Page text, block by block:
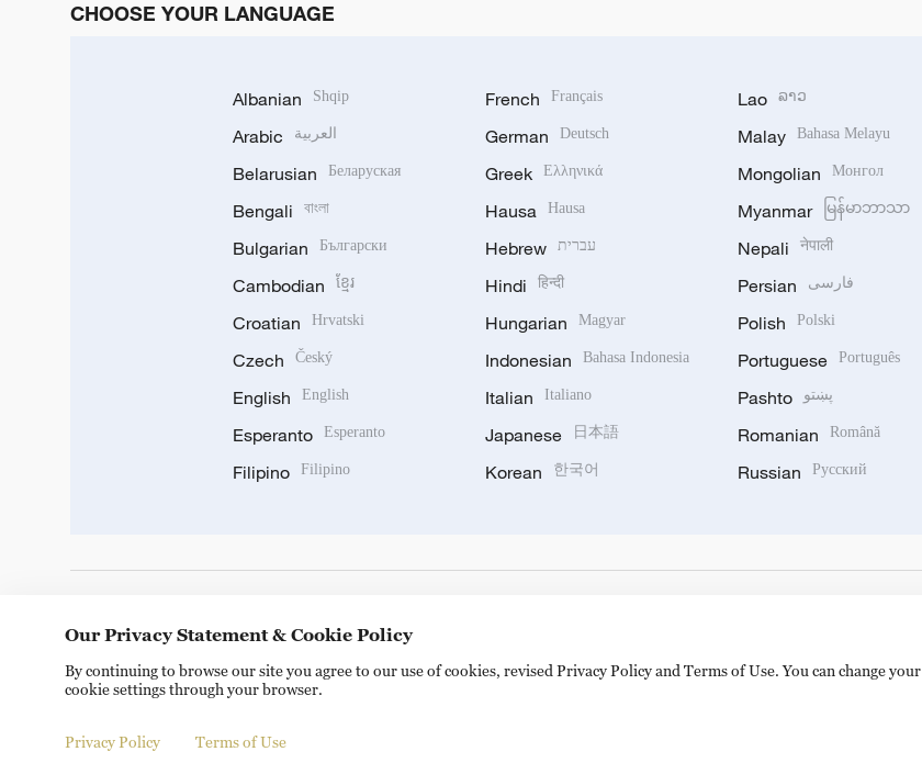
CHOOSE YOUR LANGUAGE
Albanian Shqip
Arabic العربية
Belarusian Беларуская
Bengali বাংলা
Bulgarian Български
Cambodian ខ្មែរ
Croatian Hrvatski
Czech Český
English English
Esperanto Esperanto
Filipino Filipino
French Français
German Deutsch
Greek Ελληνικά
Hausa Hausa
Hebrew עברית
Hindi हिन्दी
Hungarian Magyar
Indonesian Bahasa Indonesia
Italian Italiano
Japanese 日本語
Korean 한국어
Lao ລາວ
Malay Bahasa Melayu
Mongolian Монгол
Myanmar မြန်မာဘာသာ
Nepali नेपाली
Persian فارسی
Polish Polski
Portuguese Português
Pashto پښتو
Romanian Română
Russian Русский
Copyright © 2024 CGTN. 京ICP备20000184号
Our Privacy Statement & Cookie Policy
By continuing to browse our site you agree to our use of cookies, revised Privacy Policy and Terms of Use. You can change your
cookie settings through your browser.
Privacy Policy Terms of Use